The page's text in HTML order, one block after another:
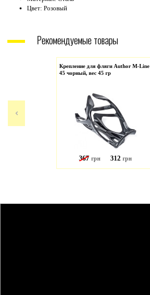
Цвет: Розовый
Рекомендуемые товары
Крепление для фляги Author M-Line
45 чорный, вес 45 гр
367 грн 312 грн